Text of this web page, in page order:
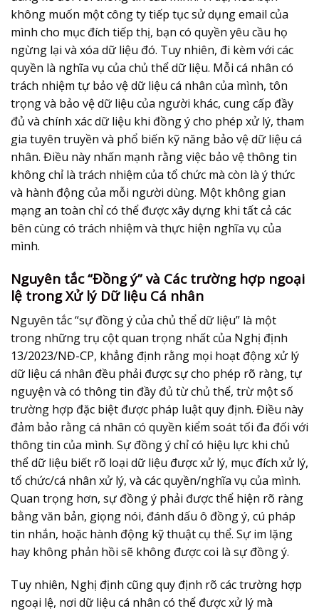
không muốn một công ty tiếp tục sử dụng email của
mình cho mục đích tiếp thị, bạn có quyền yêu cầu họ
ngừng lại và xóa dữ liệu đó. Tuy nhiên, đi kèm với các
quyền là nghĩa vụ của chủ thể dữ liệu. Mỗi cá nhân có
trách nhiệm tự bảo vệ dữ liệu cá nhân của mình, tôn
trọng và bảo vệ dữ liệu của người khác, cung cấp đầy
đủ và chính xác dữ liệu khi đồng ý cho phép xử lý, tham
gia tuyên truyền và phổ biến kỹ năng bảo vệ dữ liệu cá
nhân. Điều này nhấn mạnh rằng việc bảo vệ thông tin
không chỉ là trách nhiệm của tổ chức mà còn là ý thức
và hành động của mỗi người dùng. Một không gian
mạng an toàn chỉ có thể được xây dựng khi tất cả các
bên cùng có trách nhiệm và thực hiện nghĩa vụ của
mình.
Nguyên tắc “Đồng ý” và Các trường hợp ngoại
lệ trong Xử lý Dữ liệu Cá nhân
Nguyên tắc “sự đồng ý của chủ thể dữ liệu” là một
trong những trụ cột quan trọng nhất của Nghị định
13/2023/NĐ-CP, khẳng định rằng mọi hoạt động xử lý
dữ liệu cá nhân đều phải được sự cho phép rõ ràng, tự
nguyện và có thông tin đầy đủ từ chủ thể, trừ một số
trường hợp đặc biệt được pháp luật quy định. Điều này
đảm bảo rằng cá nhân có quyền kiểm soát tối đa đối với
thông tin của mình. Sự đồng ý chỉ có hiệu lực khi chủ
thể dữ liệu biết rõ loại dữ liệu được xử lý, mục đích xử lý,
tổ chức/cá nhân xử lý, và các quyền/nghĩa vụ của mình.
Quan trọng hơn, sự đồng ý phải được thể hiện rõ ràng
bằng văn bản, giọng nói, đánh dấu ô đồng ý, cú pháp
tin nhắn, hoặc hành động kỹ thuật cụ thể. Sự im lặng
hay không phản hồi sẽ không được coi là sự đồng ý.
Tuy nhiên, Nghị định cũng quy định rõ các trường hợp
ngoại lệ, nơi dữ liệu cá nhân có thể được xử lý mà